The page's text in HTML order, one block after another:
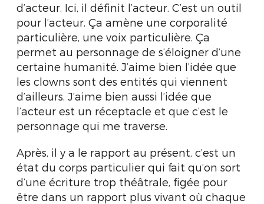
d’acteur. Ici, il définit l’acteur. C’est un outil
pour l’acteur. Ça amène une corporalité
particulière, une voix particulière. Ça
permet au personnage de s’éloigner d’une
certaine humanité. J’aime bien l’idée que
les clowns sont des entités qui viennent
d’ailleurs. J’aime bien aussi l’idée que
l’acteur est un réceptacle et que c’est le
personnage qui me traverse.
Après, il y a le rapport au présent, c’est un
état du corps particulier qui fait qu’on sort
d’une écriture trop théâtrale, figée pour
être dans un rapport plus vivant où chaque